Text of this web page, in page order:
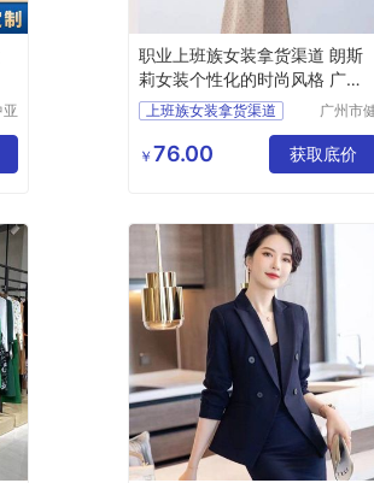
亚
职业上班族女装拿货渠道 朗斯
莉女装个性化的时尚风格 广州
服装市场
上班族女装拿货渠道
女装个性化的时尚风格
广州服装市场
广州市
限公司
￥ 76.00 获取底价